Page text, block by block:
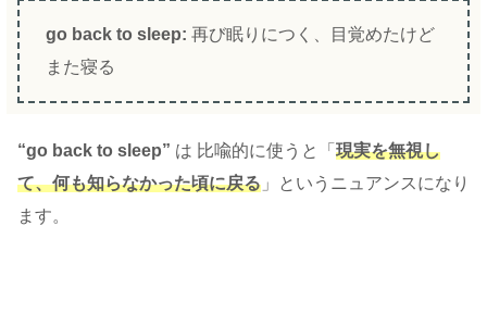
go back to sleep: 再び眠りにつく、目覚めたけど
また寝る
“go back to sleep” は 比喩的に使うと「 現実を無視し
て、何も知らなかった頃に戻る 」というニュアンスになり
ます。